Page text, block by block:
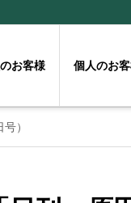
お客様 個人のお
）